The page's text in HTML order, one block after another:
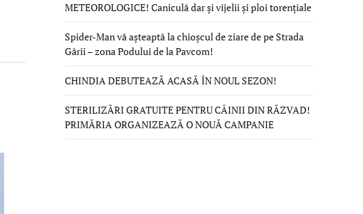
METEOROLOGICE! Caniculă dar și vijelii și ploi torențiale
Spider-Man vă așteaptă la chioșcul de ziare de pe Strada
Gării – zona Podului de la Pavcom!
CHINDIA DEBUTEAZĂ ACASĂ ÎN NOUL SEZON!
STERILIZĂRI GRATUITE PENTRU CÂINII DIN RĂZVAD!
PRIMĂRIA ORGANIZEAZĂ O NOUĂ CAMPANIE